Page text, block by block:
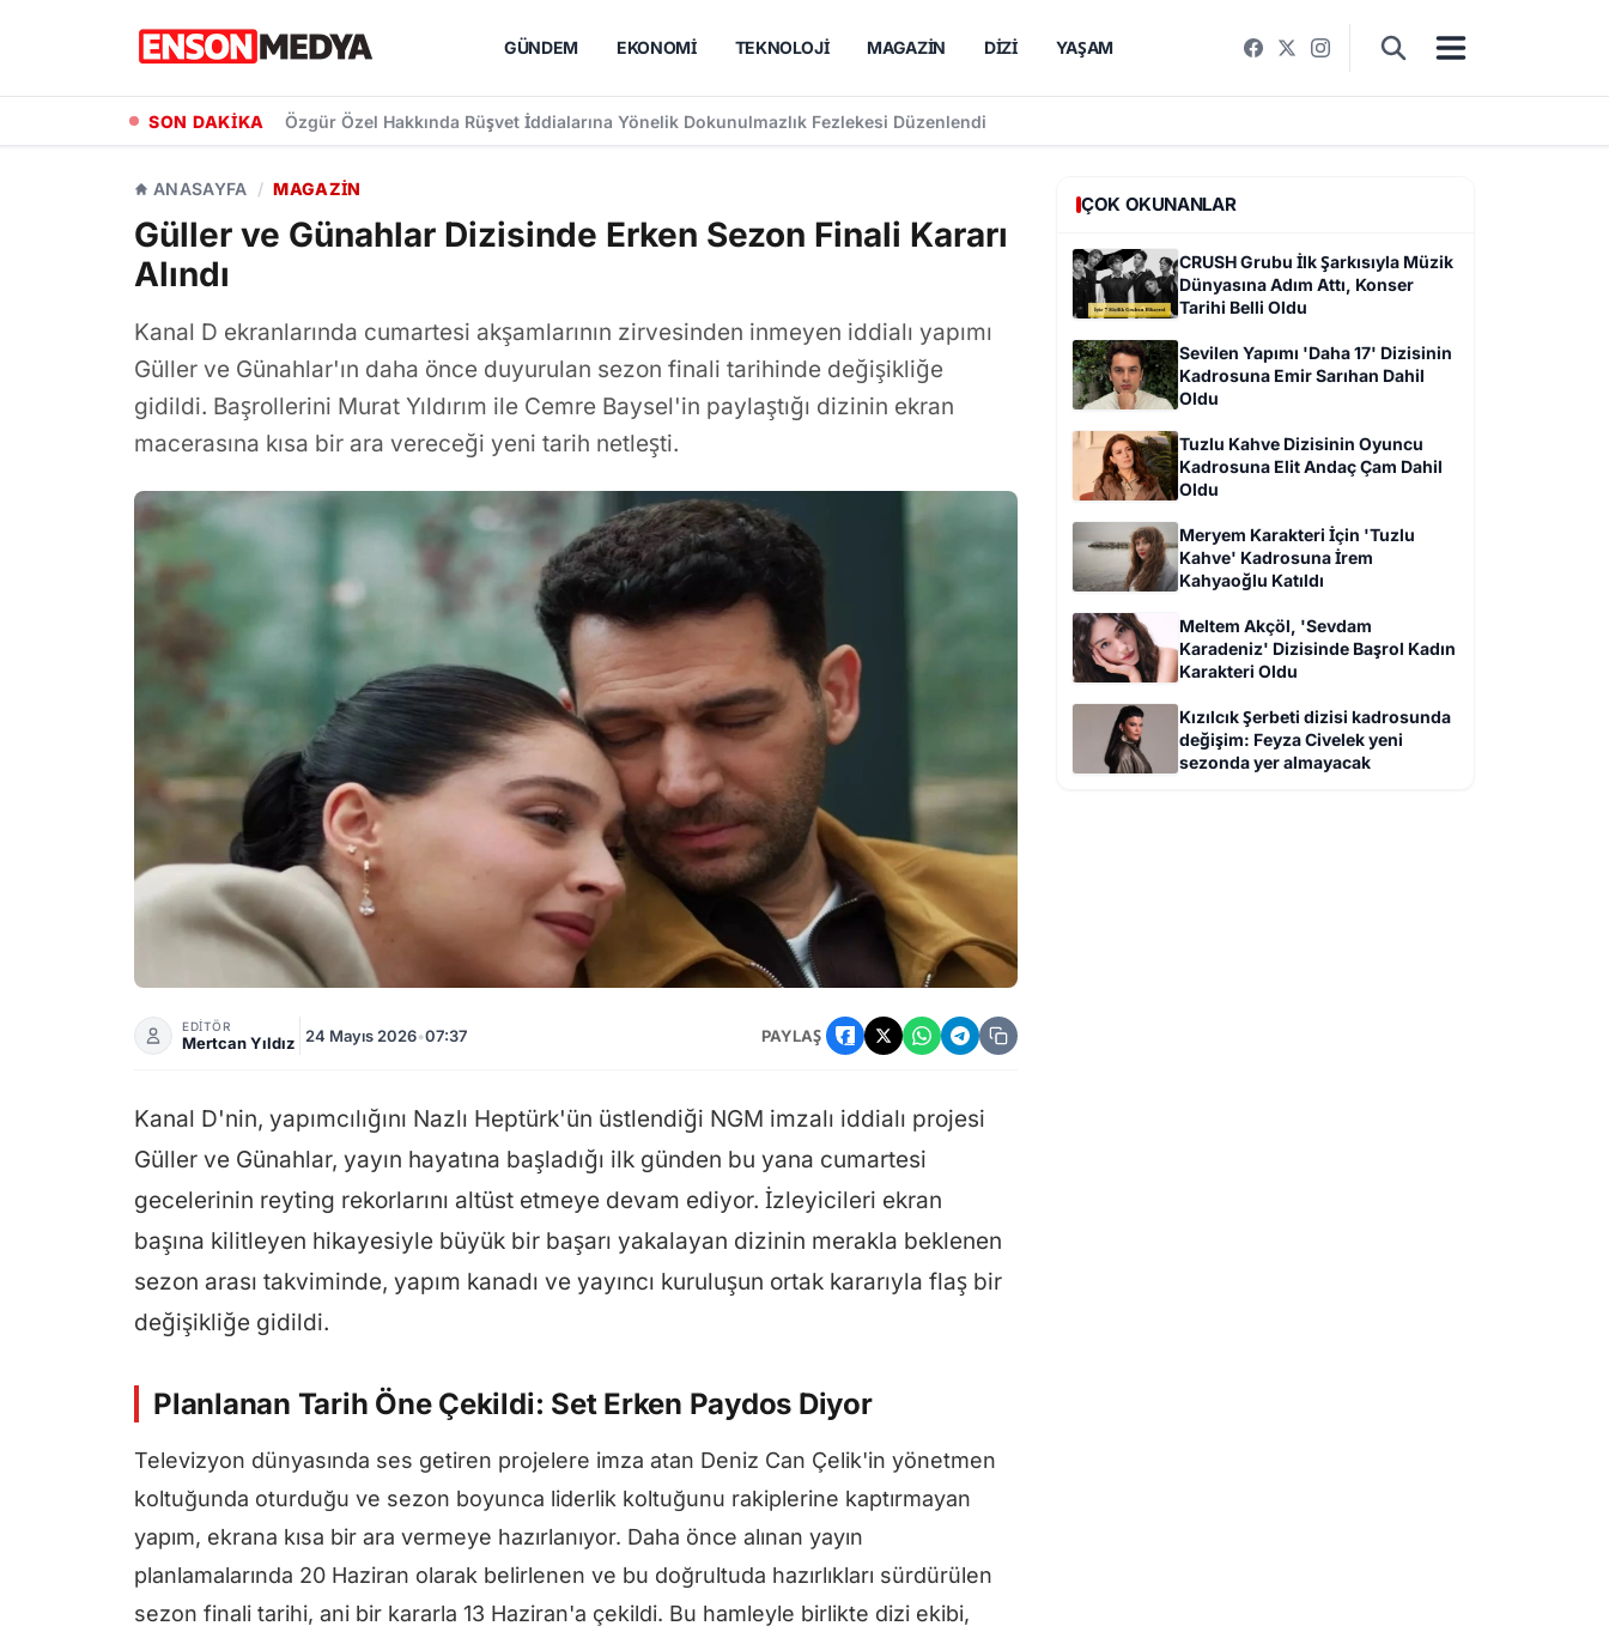
GÜNDEM EKONOMI TEKNOLOJI MAGAZIN DIZI YAŞAM
SON DAKİKA Karabağlar Meclisinde Atık Yönetimi ve Afet İş Birliği Protokolü Ele Alındı
ANASAYFA / MAGAZIN
Güller ve Günahlar Dizisinde Erken Sezon Finali Kararı
Alındı
Kanal D ekranlarında cumartesi akşamlarının zirvesinden inmeyen iddialı yapımı
Güller ve Günahlar'ın daha önce duyurulan sezon finali tarihinde değişikliğe
gidildi. Başrollerini Murat Yıldırım ile Cemre Baysel'in paylaştığı dizinin ekran
macerasına kısa bir ara vereceği yeni tarih netleşti.
EDİTÖR
Mertcan Yıldız 24 Mayıs 2026•07:37 PAYLAŞ
Kanal D'nin, yapımcılığını Nazlı Heptürk'ün üstlendiği NGM imzalı iddialı projesi
Güller ve Günahlar, yayın hayatına başladığı ilk günden bu yana cumartesi
gecelerinin reyting rekorlarını altüst etmeye devam ediyor. İzleyicileri ekran
başına kilitleyen hikayesiyle büyük bir başarı yakalayan dizinin merakla beklenen
sezon arası takviminde, yapım kanadı ve yayıncı kuruluşun ortak kararıyla flaş bir
değişikliğe gidildi.
Planlanan Tarih Öne Çekildi: Set Erken Paydos Diyor
Televizyon dünyasında ses getiren projelere imza atan Deniz Can Çelik'in yönetmen
koltuğunda oturduğu ve sezon boyunca liderlik koltuğunu rakiplerine kaptırmayan
yapım, ekrana kısa bir ara vermeye hazırlanıyor. Daha önce alınan yayın
planlamalarında 20 Haziran olarak belirlenen ve bu doğrultuda hazırlıkları sürdürülen
sezon finali tarihi, ani bir kararla 13 Haziran'a çekildi. Bu hamleyle birlikte dizi ekibi,
ÇOK OKUNANLAR
CRUSH Grubu İlk Şarkısıyla Müzik
Dünyasına Adım Attı, Konser
Tarihi Belli Oldu
Sevilen Yapımı 'Daha 17' Dizisinin
Kadrosuna Emir Sarıhan Dahil
Oldu
Tuzlu Kahve Dizisinin Oyuncu
Kadrosuna Elit Andaç Çam Dahil
Oldu
Meryem Karakteri İçin 'Tuzlu
Kahve' Kadrosuna İrem
Kahyaoğlu Katıldı
Meltem Akçöl, 'Sevdam
Karadeniz' Dizisinde Başrol Kadın
Karakteri Oldu
Kızılcık Şerbeti dizisi kadrosunda
değişim: Feyza Civelek yeni
sezonda yer almayacak